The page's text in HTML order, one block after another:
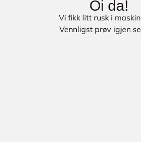
Oi da!
Vi fikk litt rusk i
Vennligst prøv igjen